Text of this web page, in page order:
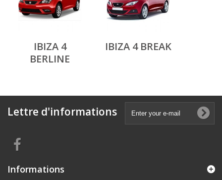
IBIZA 4
BERLINE
IBIZA 4 BREAK
Lettre d'informations
Informations